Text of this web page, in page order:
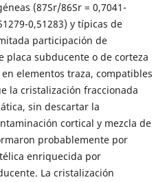
(87Sr/86Sr = 0,7041-
0,51283) y típicas de
participación de
placa subducente o de corteza
elementos traza, compatibles
la cristalización fraccionada
sin descartar la
cortical y mezcla de
probablemente por
enriquecida por
La cristalización